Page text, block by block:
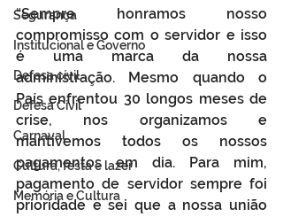
Segurança
Institucional e Governo
Defesa cívil
Defesa Civil
Carnaval
Cultura, festa e lazer
Memória e Cultura
“Sempre honramos nosso
compromisso com o servidor e isso
é uma marca da nossa
administração. Mesmo quando o
País enfrentou 30 longos meses de
crise, nos organizamos e
mantivemos todos os nossos
pagamentos em dia. Para mim,
pagamento de servidor sempre foi
prioridade e sei que a nossa união